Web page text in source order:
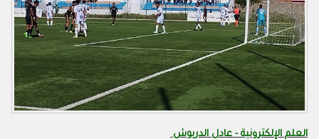
العلم الإلكترونية - عادل الدريوش